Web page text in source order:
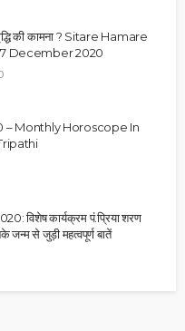
की कामना ? Sitare Hamare
December 2020
– Monthly Horoscope In
विशेष कार्यक्रम पं.प्रिया शरण
जन्म से जुड़ी महत्वपूर्ण बातें